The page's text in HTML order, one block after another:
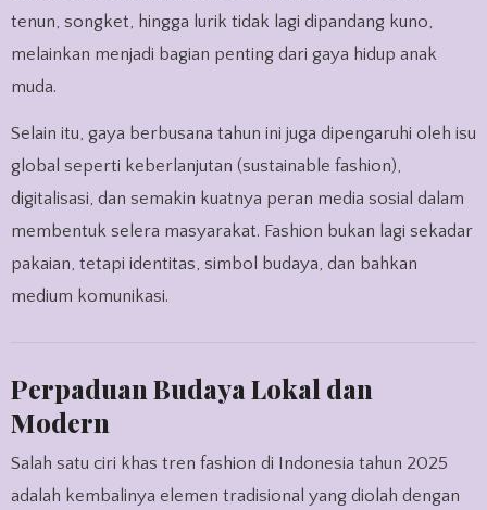
tenun, songket, hingga lurik tidak lagi dipandang kuno,
melainkan menjadi bagian penting dari gaya hidup anak
muda.
Selain itu, gaya berbusana tahun ini juga dipengaruhi oleh isu
global seperti keberlanjutan (sustainable fashion),
digitalisasi, dan semakin kuatnya peran media sosial dalam
membentuk selera masyarakat. Fashion bukan lagi sekadar
pakaian, tetapi identitas, simbol budaya, dan bahkan
medium komunikasi.
Perpaduan Budaya Lokal dan
Modern
Salah satu ciri khas tren fashion di Indonesia tahun 2025
adalah kembalinya elemen tradisional yang diolah dengan